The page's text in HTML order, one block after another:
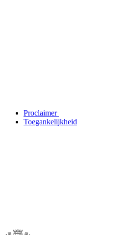
Proclaimer
Toegankelijkheid